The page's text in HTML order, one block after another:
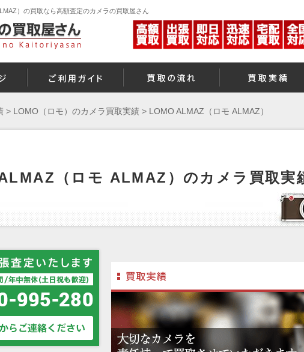
）の買取なら高額査定のカメラの買取屋さん
> LOMO（ロモ）のカメラ買取実績 > LOMO ALMAZ（ロモ ALMAZ）
（ロモ ALMAZ）のカメラ買取実